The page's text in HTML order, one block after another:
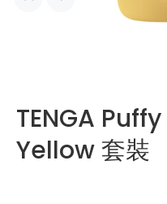
TENGA
Yellow 套裝